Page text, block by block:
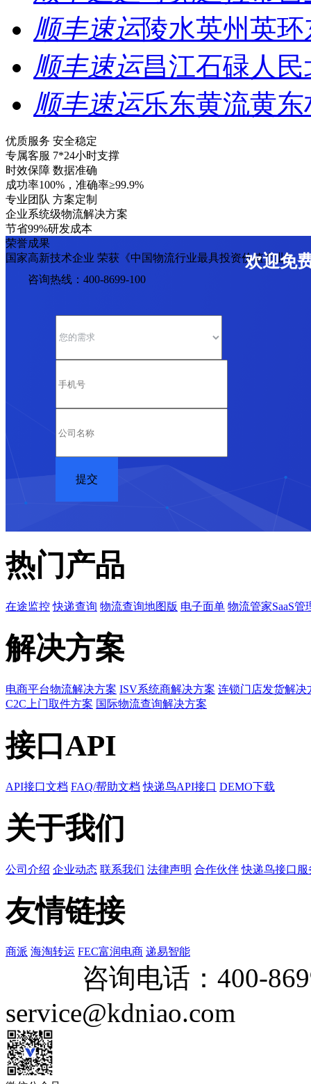
顺丰速运陵水英州英
顺丰速运昌江石碌人
顺丰速运乐东黄流黄
优质服务 安全稳定
专属客服 7*24小时支撑
时效保障 数据准确
成功率100%，准确率≥99.9%
专业团队 方案定制
企业系统级物流解决方案
节省99%研发成本
荣誉成果
国家高新技术企业 荣获《中国物流行业最具投资价值企业》
欢迎免
咨询热线：400-8699-100
热门产品
在途监控 快递查询 物流查询地图版 电子面单 物流管家SaaS管
解决方案
电商平台物流解决方案 ISV系统商解决方案 连锁门店发货解决
C2C上门取件方案 国际物流查询解决方案
接口API
API接口文档 FAQ/帮助文档 快递鸟API接口 DEMO下载
关于我们
公司介绍 企业动态 联系我们 法律声明 合作伙伴 快递鸟接口服
友情链接
商派 海淘转运 FEC富润电商 递易智能
咨询电话： 400-
service@kdniao.com